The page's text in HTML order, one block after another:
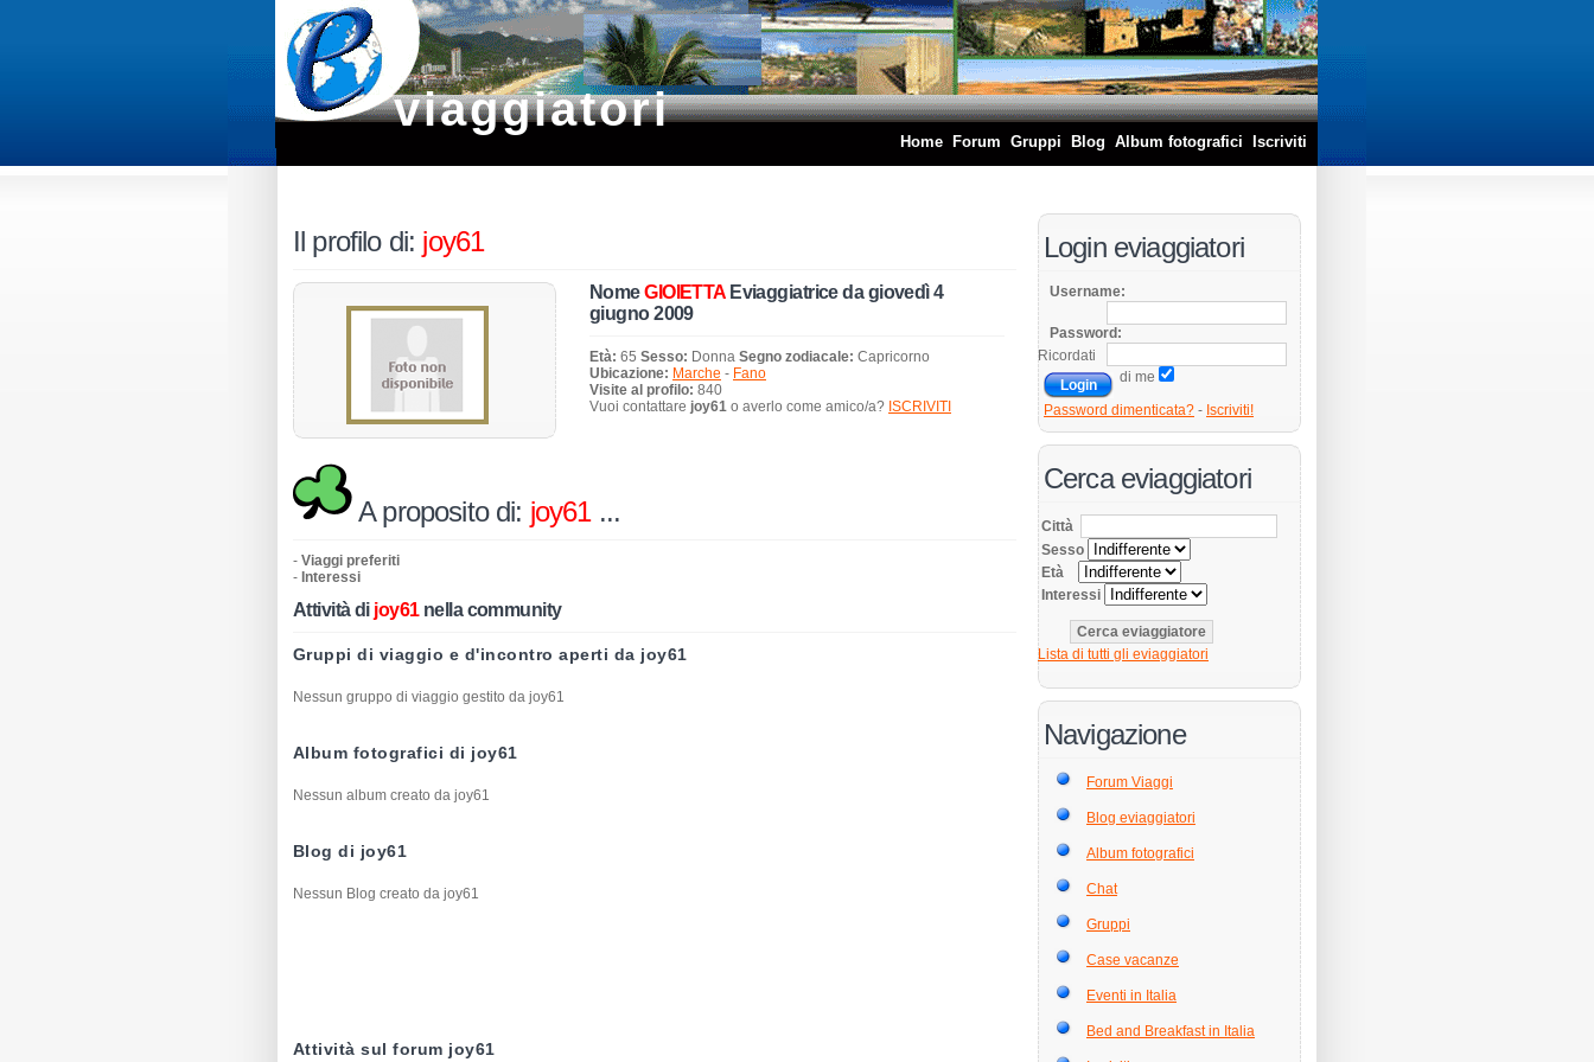
viaggiatori
Home Forum Gruppi Blog Album fotografici Iscriviti
Il profilo di: joy61
NomeGIOIETTAEviaggiatrice da giovedì 4
giugno 2009
Età: 65 Sesso: Donna Segno zodiacale: Capricorno
Ubicazione: Marche - Fano
Visite al profilo: 840
Vuoi contattare joy61 o averlo come amico/a? ISCRIVITI
A proposito di: joy61...
- Viaggi preferiti
- Interessi
Attività dijoy61nella community
Gruppi di viaggio e d'incontro aperti da joy61
Nessun gruppo di viaggio gestito da joy61
Album fotografici di joy61
Nessun album creato da joy61
Blog di joy61
Nessun Blog creato da joy61
Attività sul forum joy61
Login eviaggiatori
Username:
Password:
Ricordati
di me
Password dimenticata? - Iscriviti!
Cerca eviaggiatori
Città
Sesso
Età
Interessi
Lista di tutti gli eviaggiatori
Navigazione
Forum Viaggi
Blog eviaggiatori
Album fotografici
Chat
Gruppi
Case vacanze
Eventi in Italia
Bed and Breakfast in Italia